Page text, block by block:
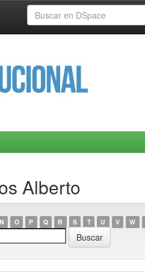
Alberto
N O P Q R S T U V W